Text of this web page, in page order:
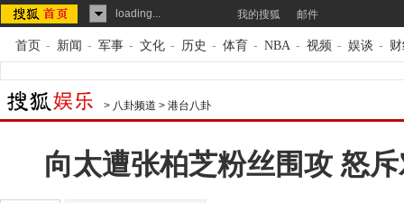
loading... 我的搜狐 邮件
首页 - 新闻 - 军事 - 文化 - 历史 - 体育 - NBA - 视频 - 娱谈 -
> 八卦频道 > 港台八卦
向太遭张柏芝粉丝围攻 怒